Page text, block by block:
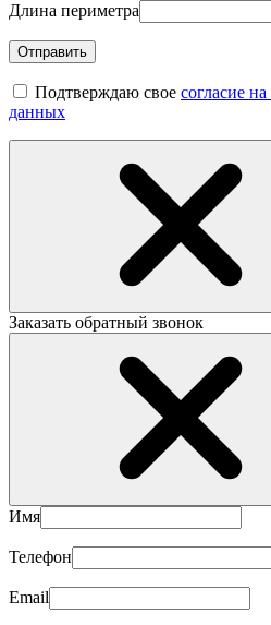
Длина периметра
Отправить
Подтверждаю свое согласие
данных
Заказать обратный звонок
Имя
Телефон
Email